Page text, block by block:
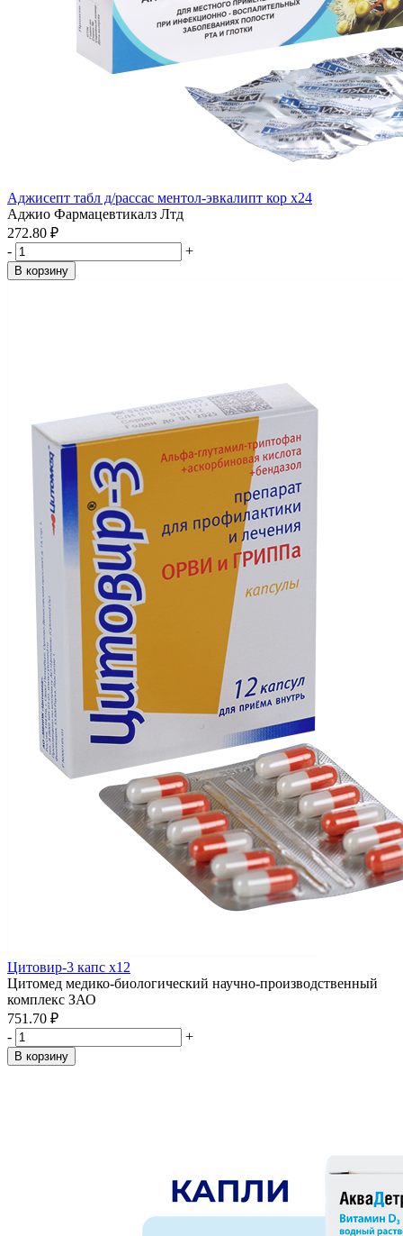
Аджисепт табл д/рассас ментол-эвкалипт кор x24
Аджио Фармацевтикалз Лтд
272.80 ₽
-
+
В корзину
Цитовир-3 капс x12
Цитомед медико-биологический научно-производственный
комплекс ЗАО
751.70 ₽
-
+
В корзину